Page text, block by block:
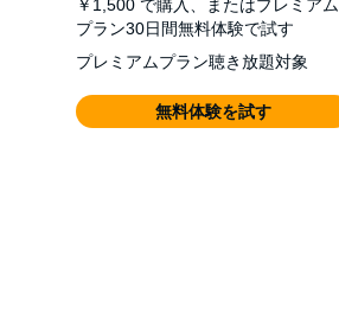
￥1,500 で購入、またはプレミアム
プラン30日間無料体験で試す
プレミアムプラン聴き放題対象
無料体験を試す